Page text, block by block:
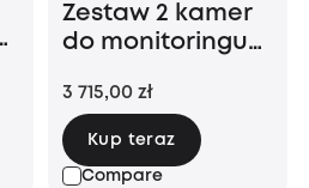
Zestaw 2 kamer
do monitoringu
dysk twardy 1 TB
3 715,00 zł
Compare
Kup teraz